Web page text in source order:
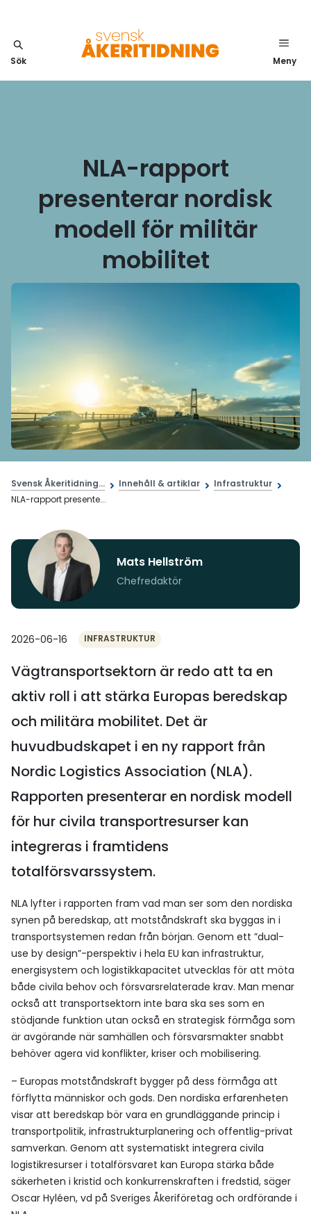
Sök Meny
NLA-rapport
presenterar nordisk
modell för militär
mobilitet
Svensk Åkeritidning... Innehåll & artiklar
Infrastruktur
NLA-rapport presente...
Mats Hellström
Chefredaktör
2026-06-16 INFRASTRUKTUR
Vägtransportsektorn är redo att ta en
aktiv roll i att stärka Europas beredskap
och militära mobilitet. Det är
huvudbudskapet i en ny rapport från
Nordic Logistics Association (NLA).
Rapporten presenterar en nordisk modell
för hur civila transportresurser kan
integreras i framtidens
totalförsvarssystem.
NLA lyfter i rapporten fram vad man ser som den nordiska
synen på beredskap, att motståndskraft ska byggas in i
transportsystemen redan från början. Genom ett ”dual-
use by design”-perspektiv i hela EU kan infrastruktur,
energisystem och logistikkapacitet utvecklas för att möta
både civila behov och försvarsrelaterade krav. Man menar
också att transportsektorn inte bara ska ses som en
stödjande funktion utan också en strategisk förmåga som
är avgörande när samhällen och försvarsmakter snabbt
behöver agera vid konflikter, kriser och mobilisering.
– Europas motståndskraft bygger på dess förmåga att
förflytta människor och gods. Den nordiska erfarenheten
visar att beredskap bör vara en grundläggande princip i
transportpolitik, infrastrukturplanering och offentlig-privat
samverkan. Genom att systematiskt integrera civila
logistikresurser i totalförsvaret kan Europa stärka både
säkerheten i kristid och konkurrenskraften i fredstid, säger
Oscar Hyléen, vd på Sveriges Åkeriföretag och ordförande i